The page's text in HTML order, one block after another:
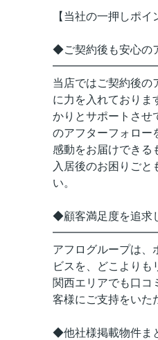
【当社の一押しポイ
◆ご契約後も安心の
当店ではご契約後の
に力を入れておりま
かりとサポートさせ
のアフターフォロー
感動をお届けできる
入居後のお困りごと
い。
◆顧客満足度を追求
アフログループは、
ビスを、どこよりも
関西エリアでも口コ
客様にご支持をいた
◆他社様掲載物件ま